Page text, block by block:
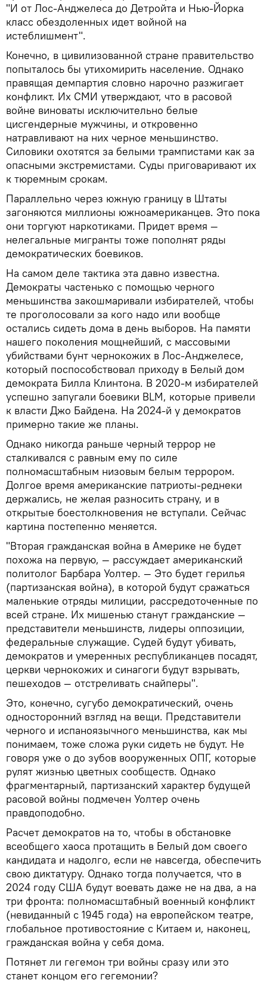
"И от Лос-Анджелеса до Детройта и Нью-Йорка
класс обездоленных идет войной на
истеблишмент".
Конечно, в цивилизованной стране правительство
попыталось бы утихомирить население. Однако
правящая демпартия словно нарочно разжигает
конфликт. Их СМИ утверждают, что в расовой
войне виноваты исключительно белые
цисгендерные мужчины, и откровенно
натравливают на них черное меньшинство.
Силовики охотятся за белыми трампистами как за
опасными экстремистами. Суды приговаривают их
к тюремным срокам.
Параллельно через южную границу в Штаты
загоняются миллионы южноамериканцев. Это пока
они торгуют наркотиками. Придет время —
нелегальные мигранты тоже пополнят ряды
демократических боевиков.
На самом деле тактика эта давно известна.
Демократы частенько с помощью черного
меньшинства закошмаривали избирателей, чтобы
те проголосовали за кого надо или вообще
остались сидеть дома в день выборов. На памяти
нашего поколения мощнейший, с массовыми
убийствами бунт чернокожих в Лос-Анджелесе,
который поспособствовал приходу в Белый дом
демократа Билла Клинтона. В 2020-м избирателей
успешно запугали боевики BLM, которые привели
к власти Джо Байдена. На 2024-й у демократов
примерно такие же планы.
Однако никогда раньше черный террор не
сталкивался с равным ему по силе
полномасштабным низовым белым террором.
Долгое время американские патриоты-реднеки
держались, не желая разносить страну, и в
открытые боестолкновения не вступали. Сейчас
картина постепенно меняется.
"Вторая гражданская война в Америке не будет
похожа на первую, — рассуждает американский
политолог Барбара Уолтер. — Это будет герилья
(партизанская война), в которой будут сражаться
маленькие отряды милиции, рассредоточенные по
всей стране. Их мишенью станут гражданские —
представители меньшинств, лидеры оппозиции,
федеральные служащие. Судей будут убивать,
демократов и умеренных республиканцев посадят,
церкви чернокожих и синагоги будут взрывать,
пешеходов — отстреливать снайперы".
Это, конечно, сугубо демократический, очень
односторонний взгляд на вещи. Представители
черного и испаноязычного меньшинства, как мы
понимаем, тоже сложа руки сидеть не будут. Не
говоря уже о до зубов вооруженных ОПГ, которые
рулят жизнью цветных сообществ. Однако
фрагментарный, партизанский характер будущей
расовой войны подмечен Уолтер очень
правдоподобно.
Расчет демократов на то, чтобы в обстановке
всеобщего хаоса протащить в Белый дом своего
кандидата и надолго, если не навсегда, обеспечить
свою диктатуру. Однако тогда получается, что в
2024 году США будут воевать даже не на два, а на
три фронта: полномасштабный военный конфликт
(невиданный с 1945 года) на европейском театре,
глобальное противостояние с Китаем и, наконец,
гражданская война у себя дома.
Потянет ли гегемон три войны сразу или это
станет концом его гегемонии?